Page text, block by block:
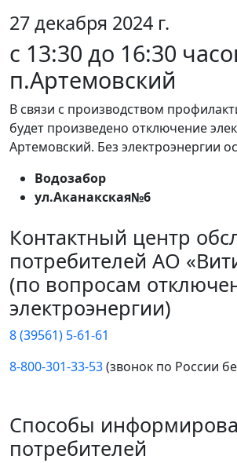
27 декабря 2024 г.
с 13:30 до 16:30
п.Артемовский
В связи с производством
будет произведено отключение
Артемовский. Без электроэнергии
Водозабор
ул.Аканакская№6
Контактный центр
потребителей АО
(по вопросам
электроэнергии)
8 (39561) 5-61-61
8-800-301-33-53(звонок по России
Способы
потребителей